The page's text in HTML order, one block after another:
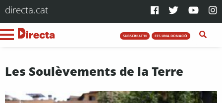
directa.cat
SUBSCRIU-T'HI FES UNA DONACIÓ
Les Soulèvements de la Terre